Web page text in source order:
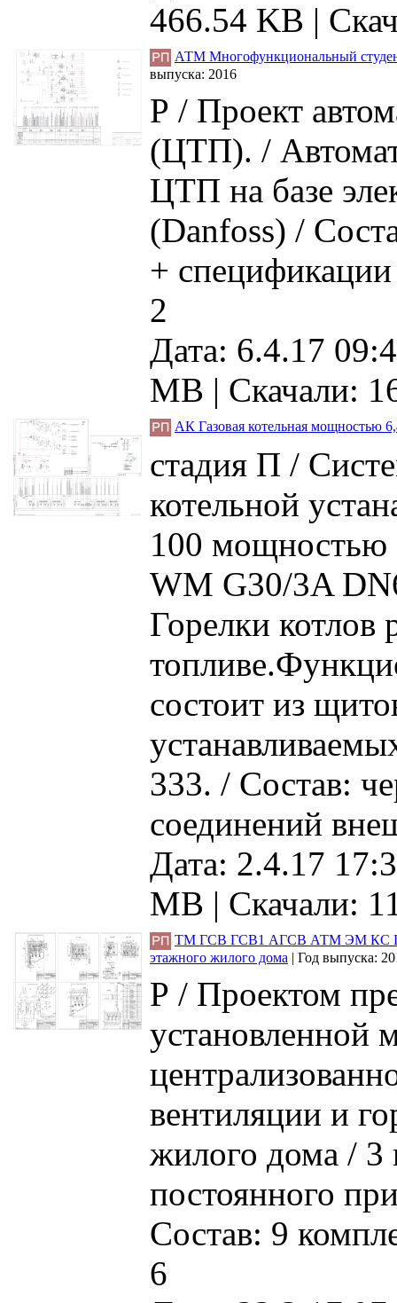
466.54 KB |
АТМ Многофункциональный
выпуска: 2016
Р / Проект
(ЦТП). /
ЦТП на базе
(Danfoss) /
+ спецификации
2
Дата: 6.4.17
MB | Скачали:
АК Газовая котельная мощностью
стадия П /
котельной
100 мощностью
WM G30/3A
Горелки котлов
состоит из
333. / Состав:
соединений
Дата: 2.4.17
MB | Скачали:
ТМ ГСВ ГСВ1 АГСВ АТМ ЭМ КС ПС
этажного жилого дома | Год выпуска:
Р / Проектом
установленной
вентиляции и
жилого дома / 3
постоянного
Состав: 9
6